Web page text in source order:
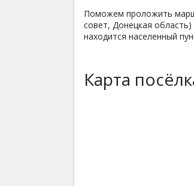
Поможем проложить
совет, Донецкая
находится населенный
Карта